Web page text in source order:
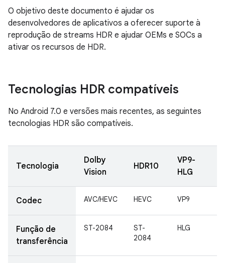
O objetivo deste documento é ajudar os
desenvolvedores de aplicativos a oferecer suporte à
reprodução de streams HDR e ajudar OEMs e SOCs a
ativar os recursos de HDR.
Tecnologias HDR compatíveis
No Android 7.0 e versões mais recentes, as seguintes
tecnologias HDR são compatíveis.
Tecnologia
Dolby
Vision
HDR10
VP9-
HLG
Codec AVC/HEVC HEVC VP9
Função de
transferência
ST-2084
ST-
2084
HLG